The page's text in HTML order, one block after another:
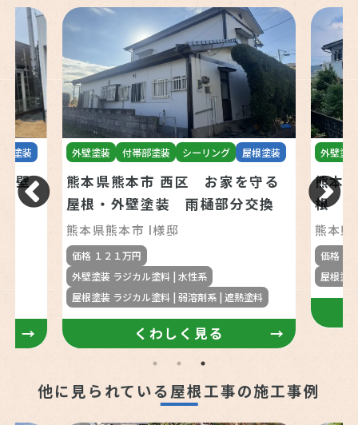
根塗装
壁
外壁塗装 付帯部塗装 シーリング 屋根塗装
熊本県熊本市 西区 お家を守る
屋根・外壁塗装 雨樋部分交換
熊本県熊本市 I様邸
価格 １２１万円
外壁塗装 ラジカル塗料 | 水性系
屋根塗装 ラジカル塗料 | 弱溶剤系 | 遮熱塗料
くわしく見る
外壁塗装
熊本
根
熊本県
価格 １
屋根塗
他に見られている屋根工事の施工事例